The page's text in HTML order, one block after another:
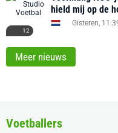
12
hield mij op de
Gisteren,
Meer nieuws
Voetballers